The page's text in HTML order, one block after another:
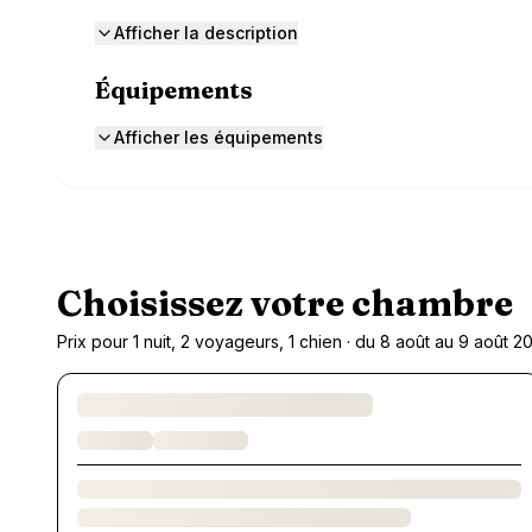
Afficher la description
Équipements
Afficher les équipements
Choisissez votre chambre
Prix pour 1 nuit, 2 voyageurs, 1 chien · du 8 août au 9 août
Chargement des chambres et des formules…